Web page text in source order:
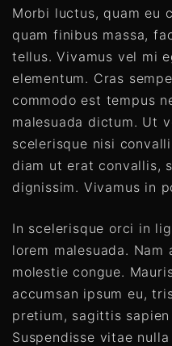
Morbi luctus, quam eu
quam finibus massa,
tellus. Vivamus vel mi
elementum. Cras
commodo est tempus
malesuada dictum. Ut
scelerisque nisi
diam ut erat convallis,
dignissim. Vivamus in
In scelerisque orci in
lorem malesuada. Nam
molestie congue.
accumsan ipsum eu,
pretium, sagittis
Suspendisse vitae